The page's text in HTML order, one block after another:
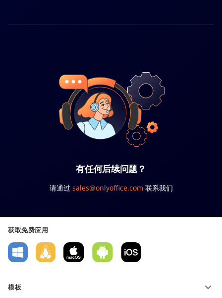
有任何后续问题？
请通过 sales@onlyoffice.com 联系我们
获取免费应用
模板